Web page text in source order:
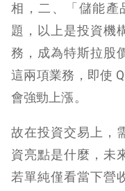
相，二、「儲能產
題，以上是投資機
務，成為特斯拉股
這兩項業務，即使
會強勁上漲。
故在投資交易上，
資亮點是什麼，未
若單純僅看當下營